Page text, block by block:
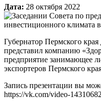
Дата: 28 октября 2022
Губернатор Пермского
представил компанию
предприятие занимающее
экспортеров Пермского
Запись презентации вы
https://vk.com/video-